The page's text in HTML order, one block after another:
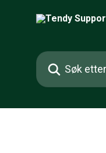
Søk etter artikler ...